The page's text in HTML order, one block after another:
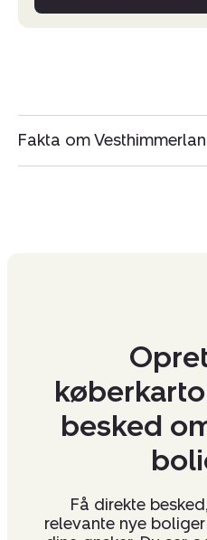
Fakta om
besked
Få direkte
relevante nye